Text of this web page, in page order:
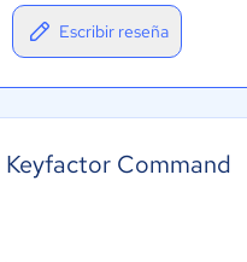
Escribir reseña
Keyfactor Command